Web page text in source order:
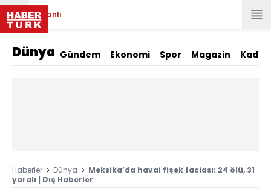
Canlı
Dünya Gündem Ekonomi Spor Magazin Kadın
Haberler Dünya
Meksika’da havai fişek faciası: 24 ölü, 31
yaralı | Dış Haberler